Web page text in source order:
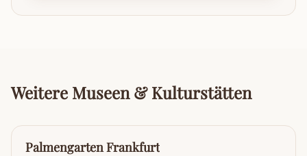
Weitere Museen & Kulturstätten
🏰
Museum & Kulturstätte
Palmengarten Frankfurt